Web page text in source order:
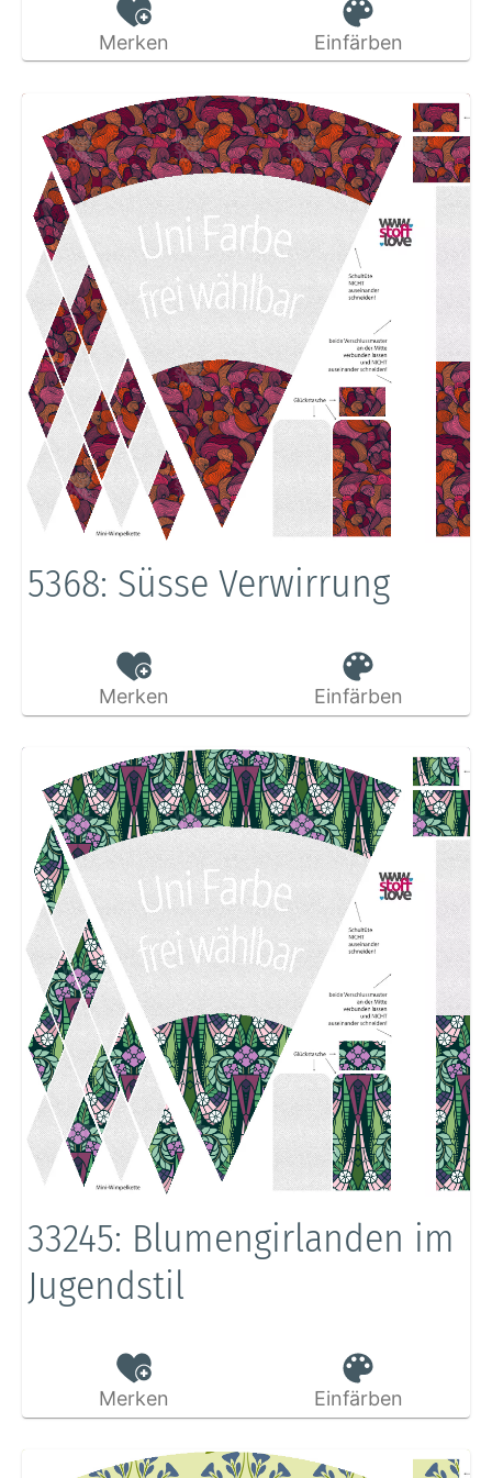
Merken Einfärben
5368: Süsse Verwirrung
Merken Einfärben
33245: Blumengirlanden im
Jugendstil
Merken Einfärben